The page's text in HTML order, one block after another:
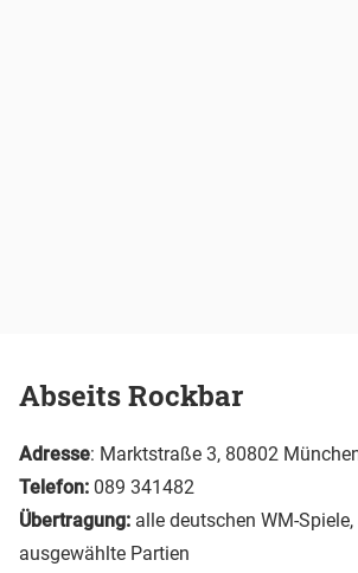
Abseits Rockbar
Adresse: Marktstraße 3, 80802
Telefon: 089 341482
Übertragung: alle deutschen WM-
ausgewählte Partien